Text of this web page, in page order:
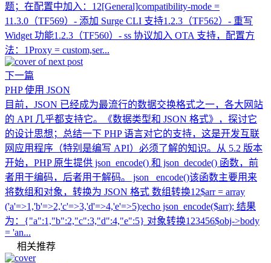
题；在配置中加入：12[General]compatibility-mode =
11.3.0（TF569）- 添加 Surge CLI 支持1.2.3（TF562）- 重写
Widget 功能1.2.3（TF560）- ss 协议加入 OTA 支持，配置方
法：1Proxy = custom,ser...
下一篇
PHP 使用 JSON
目前，JSON 已经成为最流行的数据交换格式之一，各大网站
的 API 几乎都支持它。《数据类型和 JSON 格式》，探讨它
的设计思想；总结一下 PHP 语言对它的支持，这是开发互联
网应用程序（特别是编写 API）必须了解的知识。从 5.2 版本
开始，PHP 原生提供 json_encode() 和 json_decode() 函数，前
者用于编码，后者用于解码。 json_ encode()该函数主要用来
将数组和对象，转换为 JSON 格式 数组转换12$arr = array
('a'=>1,'b'=>2,'c'=>3,'d'=>4,'e'=>5);echo json_encode($arr); 结果
为：{"a":1,"b":2,"c":3,"d":4,"e":5} 对象转换123456$obj->body
= 'an...
相关推荐